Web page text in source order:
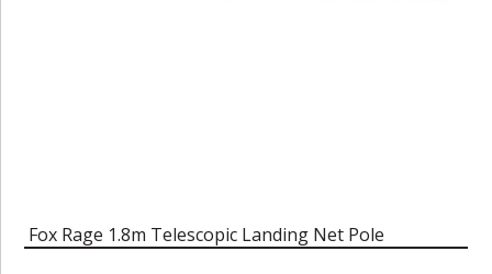
Fox Rage 1.8m Telescopic Landing Net Pole